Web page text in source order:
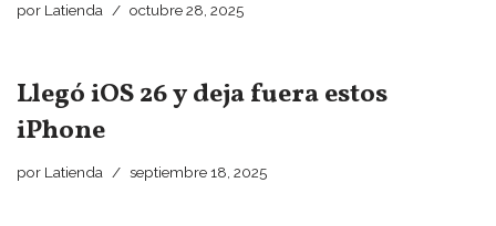
por Latienda octubre 28, 2025
Llegó iOS 26 y deja fuera estos
iPhone
por Latienda septiembre 18, 2025